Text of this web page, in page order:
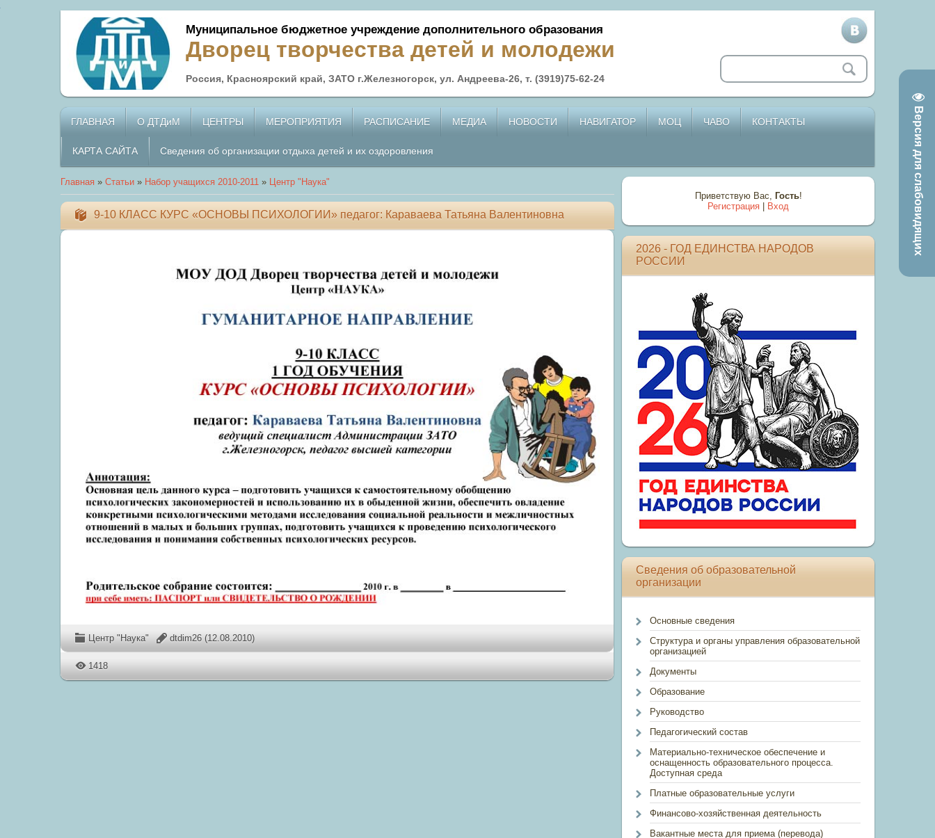
Версия для слабовидящих
Муниципальное бюджетное учреждение дополнительного образования
Дворец творчества детей и молодежи
Россия, Красноярский край, ЗАТО г.Железногорск, ул. Андреева-26, т. (3919)75-62-24
ГЛАВНАЯ О ДТДиМ ЦЕНТРЫ МЕРОПРИЯТИЯ РАСПИСАНИЕ МЕДИА НОВОСТИ НАВИГАТОР МОЦ ЧАВО КОНТАКТЫ
КАРТА САЙТА Сведения об организации отдыха детей и их оздоровления
Главная » Статьи » Набор учащихся 2010-2011 » Центр "Наука"
9-10 КЛАСС КУРС «ОСНОВЫ ПСИХОЛОГИИ» педагог: Караваева Татьяна Валентиновна
Центр "Наука" dtdim26 (12.08.2010)
1418
Приветствую Вас, Гость!
Регистрация
Вход
2026 - ГОД ЕДИНСТВА НАРОДОВ
РОССИИ
Сведения об образовательной
организации
Основные сведения
Структура и органы управления образовательной
организацией
Документы
Образование
Руководство
Педагогический состав
Материально-техническое обеспечение и
оснащенность образовательного процесса.
Доступная среда
Платные образовательные услуги
Финансово-хозяйственная деятельность
Вакантные места для приема (перевода)